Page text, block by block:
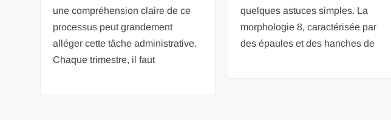
une compréhension claire de ce
processus peut grandement
alléger cette tâche administrative.
Chaque trimestre, il faut
quelques astuces simples. La
morphologie 8, caractérisée par
des épaules et des hanches de